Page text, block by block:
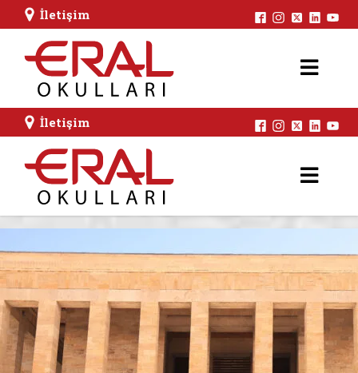
İletişim
İletişim